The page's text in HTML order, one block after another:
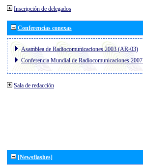
Inscripción de delegados
Conferencias conexas
Asamblea de Radiocomunicaciones 2003 (AR-03)
Conferencia Mundial de Radiocomunicaciones
Sala de redacción
[Newsflashes]